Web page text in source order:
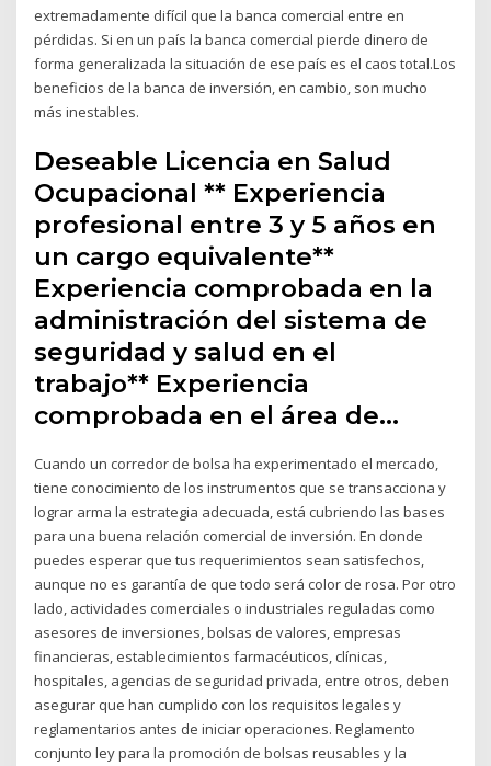
extremadamente difícil que la banca comercial entre en
pérdidas. Si en un país la banca comercial pierde dinero de
forma generalizada la situación de ese país es el caos total.Los
beneficios de la banca de inversión, en cambio, son mucho
más inestables.
Deseable Licencia en Salud
Ocupacional ** Experiencia
profesional entre 3 y 5 años en
un cargo equivalente**
Experiencia comprobada en la
administración del sistema de
seguridad y salud en el
trabajo** Experiencia
comprobada en el área de…
Cuando un corredor de bolsa ha experimentado el mercado,
tiene conocimiento de los instrumentos que se transacciona y
lograr arma la estrategia adecuada, está cubriendo las bases
para una buena relación comercial de inversión. En donde
puedes esperar que tus requerimientos sean satisfechos,
aunque no es garantía de que todo será color de rosa. Por otro
lado, actividades comerciales o industriales reguladas como
asesores de inversiones, bolsas de valores, empresas
financieras, establecimientos farmacéuticos, clínicas,
hospitales, agencias de seguridad privada, entre otros, deben
asegurar que han cumplido con los requisitos legales y
reglamentarios antes de iniciar operaciones. Reglamento
conjunto ley para la promoción de bolsas reusables y la